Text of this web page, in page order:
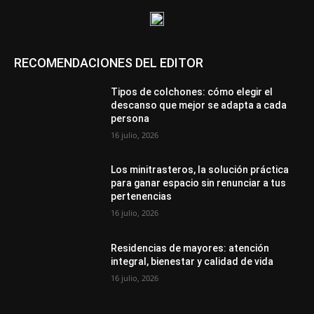
RECOMENDACIONES DEL EDITOR
Tipos de colchones: cómo elegir el
descanso que mejor se adapta a cada
persona
16 julio, 2026
Los minitrasteros, la solución práctica
para ganar espacio sin renunciar a tus
pertenencias
16 julio, 2026
Residencias de mayores: atención
integral, bienestar y calidad de vida
16 julio, 2026